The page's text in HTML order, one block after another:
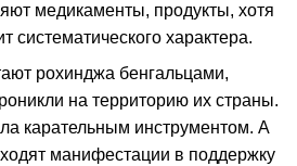
медикаменты, продукты, хотя
систематического характера.
рохинджа бенгальцами,
на территорию их страны.
карательным инструментом. А
манифестации в поддержку